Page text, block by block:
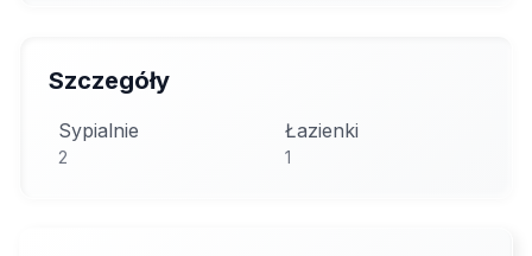
Szczegóły
Sypialnie
2
Łazienki
1